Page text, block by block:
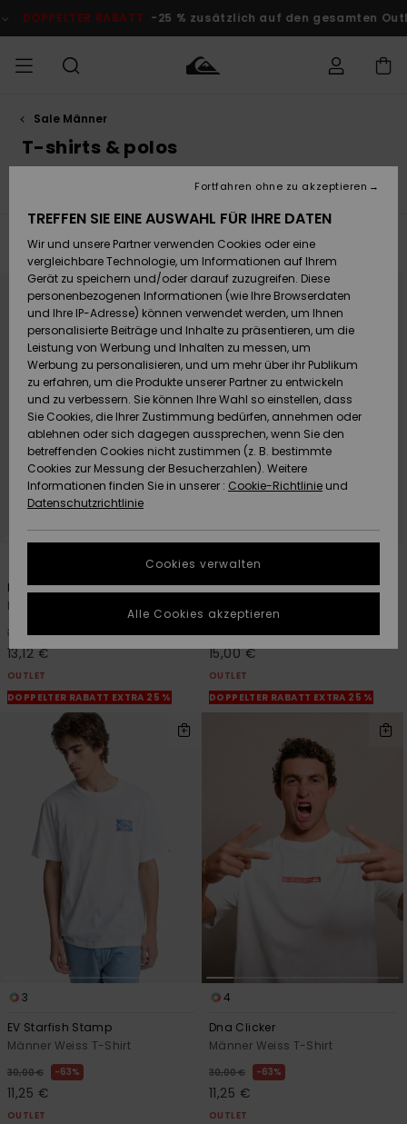
Produkt
springen
% zusätzlich auf den gesamten Outlet-Bereich Jetzt Sparen
MÄNNER
Accessoires
Schuhe&
Flip-Flops
Surf
Snow
Brandneu
Highlights
Accessoires
Schuhe&
Flip-Flops
Surf
Snow
Brandneu
Highlights
FRAUEN
Brandneu
Highlights
Snow
SURF
Männer
Kinder
Highlights
Community
SNOW
Männer
Snow Shop
Kinder
Snow Shop
Damen
Highlights
Community
DOPPELTER
RABATT
Herren
KINDER
Outlet
Frauen
HILFE & KONTAKT
zugreifen
Retouren
Bezahlung
Geschenkkarte
Quiksilver
Freedom
Datenschutz
Starten Sie eine
um die
schnellste
Antwort auf Ihre
Unterhaltung
starten
Finden Sie
FAQ
ansehen
NACHHALTIGKEIT
SHOPS
QUIKSILVER APP
WUNSCHLISTE
Sale Männer
T-shirts & polos
Boardshorts Shorts Hemden
Filtern & Sortieren 129
Filterkriterien
springen
Überspringen
Hellbender
Männer Schwarz T-Shirt
35,00 € 63%
13,12 €
OUTLET
DOPPELTER RABATT EXTRA 25 %
Oxni Washed
40,00 € 63%
15,00 €
OUTLET
DOPPELTER RABATT EXTRA 25 %
3
EV Starfish Stamp
Männer Weiss T-Shirt
30,00 € 63%
11,25 €
OUTLET
4
Dna Clicker
Männer Weiss T-Shirt
30,00 € 63%
11,25 €
OUTLET
TREFFEN SIE EINE AUSWAHL FÜR IHRE DATEN
Wir und unsere Partner verwenden Cookies oder eine
vergleichbare Technologie, um Informationen auf Ihrem
Gerät zu speichern und/oder darauf zuzugreifen. Diese
personenbezogenen Informationen (wie Ihre Browserdaten
und Ihre IP-Adresse) können verwendet werden, um Ihnen
personalisierte Beiträge und Inhalte zu präsentieren, um die
Leistung von Werbung und Inhalten zu messen, um
Werbung zu personalisieren, und um mehr über ihr Publikum
zu erfahren, um die Produkte unserer Partner zu entwickeln
und zu verbessern. Sie können Ihre Wahl so einstellen, dass
Sie Cookies, die Ihrer Zustimmung bedürfen, annehmen oder
ablehnen oder sich dagegen aussprechen, wenn Sie den
betreffenden Cookies nicht zustimmen (z. B. bestimmte
Cookies zur Messung der Besucherzahlen). Weitere
Informationen finden Sie in unserer : Cookie-Richtlinie und
Datenschutzrichtlinie
Cookies verwalten
Fortfahren ohne zu akzeptieren
Alle Cookies akzeptieren